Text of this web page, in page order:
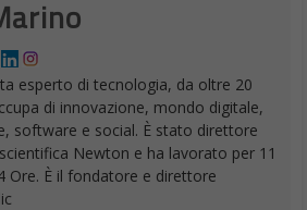
esperto di tecnologia, da oltre 20
di innovazione, mondo digitale,
software e social. È stato direttore
Newton e ha lavorato per 11
Ore. È il fondatore e direttore